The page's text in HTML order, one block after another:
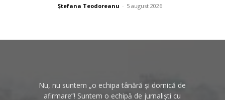
Ștefana Teodoreanu - 5 august 2026
Nu, nu suntem „o echipa tânără și dornică de
afirmare”! Suntem o echipă de jurnaliști cu